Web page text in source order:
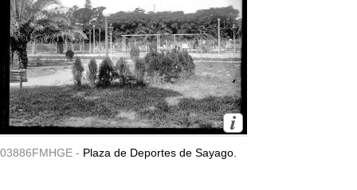
03886FMHGE - Plaza de Deportes de Sayago.